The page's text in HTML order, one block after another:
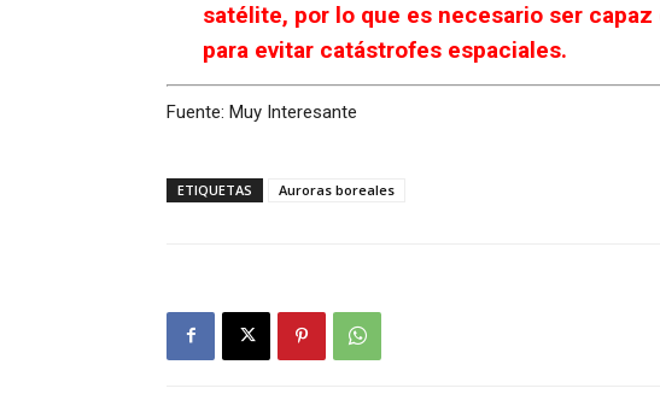
satélite, por lo que es necesario ser
para evitar catástrofes espaciales.
Fuente: Muy Interesante
ETIQUETAS Auroras boreales